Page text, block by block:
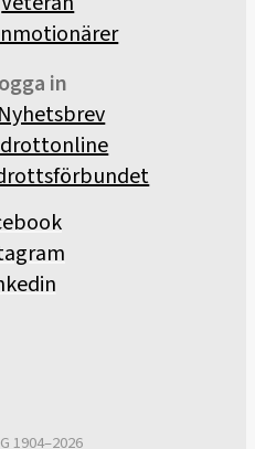
in
Nyhetsbrev
1904–2026